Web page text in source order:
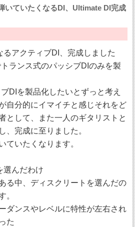
いていたくなるDI、Ultimate DI完成
アクティブDI、完成しました
ランス式のパッシブDIのみを製
DIを製品化したいとずっと考え
自分的にイマイチと感じそれをど
として、また一人のギタリストと
、完成に至りました。
ていたくなります。
選んだわけ
る中、ディスクリートを選んだの
。
ダンスやレベルに特性が左右され
た